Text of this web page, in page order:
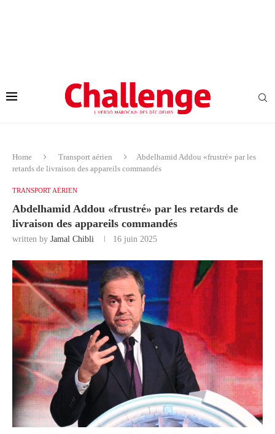
Home Transport aérien
Abdelhamid Addou «frustré» par les
retards de livraison des appareils commandés
TRANSPORT AÉRIEN
Abdelhamid Addou «frustré» par les retards de
livraison des appareils commandés
written by Jamal Chibli 16 juin 2025